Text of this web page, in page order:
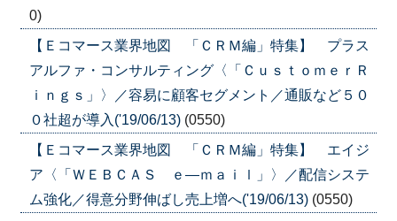
0)
【Ｅコマース業界地図 「ＣＲＭ編」特集】 プラス
アルファ・コンサルティング〈「ＣｕｓｔｏｍｅｒＲ
ｉｎｇｓ」〉／容易に顧客セグメント／通販など５０
０社超が導入('19/06/13) (0550)
【Ｅコマース業界地図 「ＣＲＭ編」特集】 エイジ
ア〈「ＷＥＢＣＡＳ ｅ―ｍａｉｌ」〉／配信システ
ム強化／得意分野伸ばし売上増へ('19/06/13) (0550)